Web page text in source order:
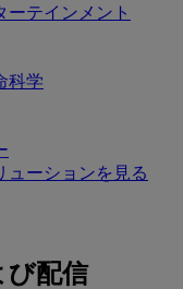
ーテインメント
科学
ューションを見る
び配信